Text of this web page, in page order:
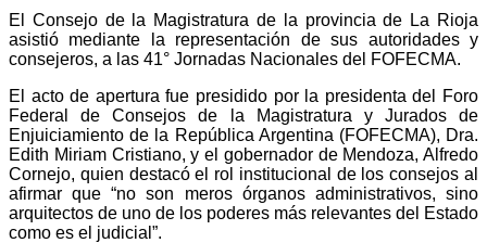
El Consejo de la Magistratura de la provincia de La Rioja
asistió mediante la representación de sus autoridades y
consejeros, a las 41° Jornadas Nacionales del FOFECMA.
El acto de apertura fue presidido por la presidenta del Foro
Federal de Consejos de la Magistratura y Jurados de
Enjuiciamiento de la República Argentina (FOFECMA), Dra.
Edith Miriam Cristiano, y el gobernador de Mendoza, Alfredo
Cornejo, quien destacó el rol institucional de los consejos al
afirmar que “no son meros órganos administrativos, sino
arquitectos de uno de los poderes más relevantes del Estado
como es el judicial”.